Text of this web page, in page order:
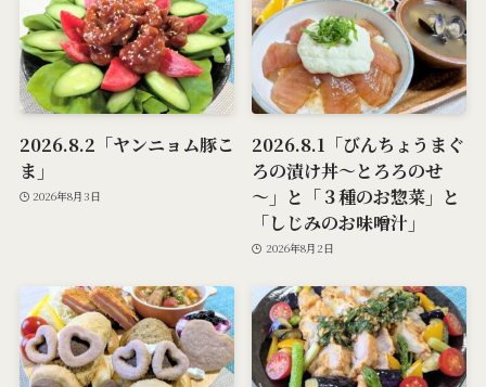
2026.8.2「ヤンニョム豚こ
ま」
2026年8月3日
2026.8.1「びんちょうまぐ
ろの漬け丼～とろろのせ
～」と「３種のお惣菜」と
「しじみのお味噌汁」
2026年8月2日